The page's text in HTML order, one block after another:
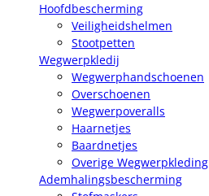
Hoofdbescherming
Veiligheidshelmen
Stootpetten
Wegwerpkledij
Wegwerphandschoenen
Overschoenen
Wegwerpoveralls
Haarnetjes
Baardnetjes
Overige Wegwerpkleding
Ademhalingsbescherming